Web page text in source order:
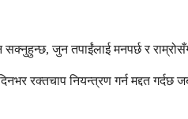
जुन तपाईंलाई मनपर्छ र
रक्तचाप नियन्त्रण गर्न मद्दत गर्दछ